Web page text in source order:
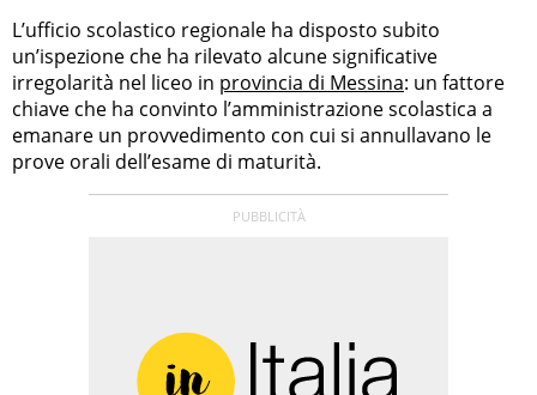
L’ufficio scolastico regionale ha disposto subito
un’ispezione che ha rilevato alcune significative
irregolarità nel liceo in provincia di Messina: un fattore
chiave che ha convinto l’amministrazione scolastica a
emanare un provvedimento con cui si annullavano le
prove orali dell’esame di maturità.